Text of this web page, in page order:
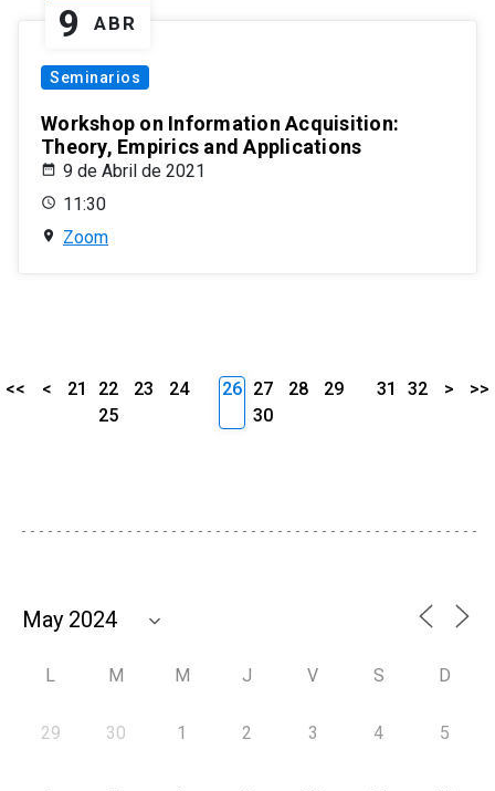
9 ABR
Seminarios
Workshop on Information Acquisition:
Theory, Empirics and Applications
9 de Abril de 2021
11:30
Zoom
<< < 21 22 23
24
25
26 27 28
29
30
31 32 > >>
L M M J V S D
29 30 1 2 3 4 5